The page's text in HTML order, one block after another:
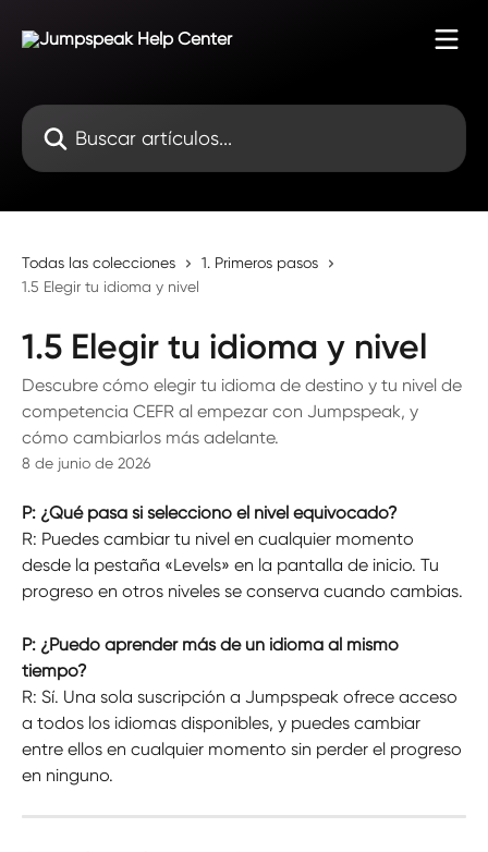
Buscar artículos...
Todas las colecciones
1. Primeros pasos
1.5 Elegir tu idioma y nivel
1.5 Elegir tu idioma y nivel
Descubre cómo elegir tu idioma de destino y tu nivel de
competencia CEFR al empezar con Jumpspeak, y
cómo cambiarlos más adelante.
8 de junio de 2026
P: ¿Qué pasa si selecciono el nivel equivocado?
R: Puedes cambiar tu nivel en cualquier momento
desde la pestaña «Levels» en la pantalla de inicio. Tu
progreso en otros niveles se conserva cuando cambias.
P: ¿Puedo aprender más de un idioma al mismo
tiempo?
R: Sí. Una sola suscripción a Jumpspeak ofrece acceso
a todos los idiomas disponibles, y puedes cambiar
entre ellos en cualquier momento sin perder el progreso
en ninguno.